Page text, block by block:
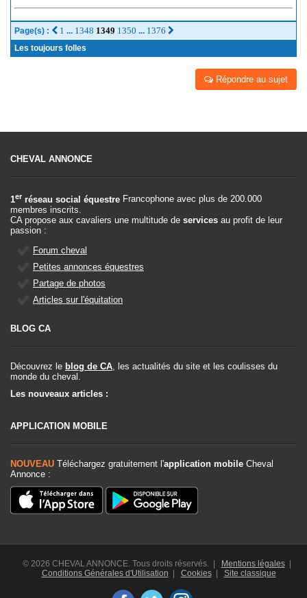
Page(s) : 1 ... 1348 1349 1350 ... 1376
Les toujours folles
Répondre au sujet
CHEVAL ANNONCE
1er réseau social équestre Francophone avec plus de 200.000
membres inscrits.
CA propose aux cavaliers une multitude de services au profit de leur
passion :
Forum cheval
Petites annonces équestres
Partage de photos
Articles sur l'équitation
BLOG CA
Découvrez le blog de CA , les actualités du site et les coulisses du
monde du cheval.
Les nouveaux articles :
APPLICATION MOBILE
NOUVEAU Téléchargez gratuitement l'application mobile Cheval
Annonce :
© 2026 CHEVAL ANNONCE. Tous droits réservés. | Mentions légales|
Conditions Générales d'Utilisation | Cookies| Site classique